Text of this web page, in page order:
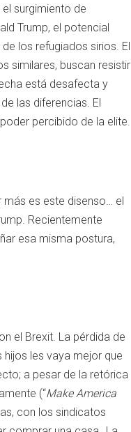
surgimiento de
Trump, el potencial
los refugiados sirios. El
similares, buscan resistir
está desafecta y
las diferencias. El
percibido de la elite.
más es este disenso… el
Recientemente
esa misma postura,
el Brexit. La pérdida de
les vaya mejor que
a pesar de la retórica
(“Make America
con los sindicatos